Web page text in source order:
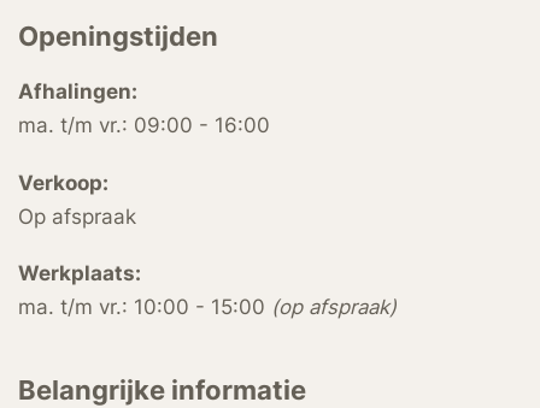
Openingstijden
Afhalingen:
ma. t/m vr.: 09:00 - 16:00
Verkoop:
Op afspraak
Werkplaats:
ma. t/m vr.: 10:00 - 15:00 (op afspraak)
Belangrijke informatie